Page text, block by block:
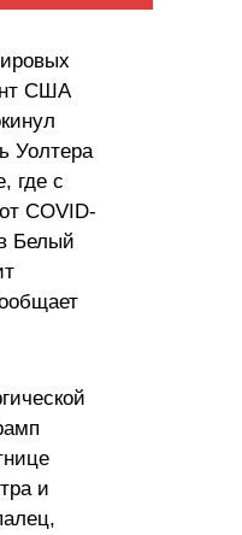
США
Уолтера
где с
COVID-
Белый
и